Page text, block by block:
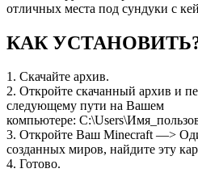
отличных места под сундуки с
КАК
1. Скачайте архив.
2. Откройте скачанный архив и
следующему пути на Вашем
компьютере:
3. Откройте Ваш Minecraft —>
созданных миров, найдите эту
4. Готово.